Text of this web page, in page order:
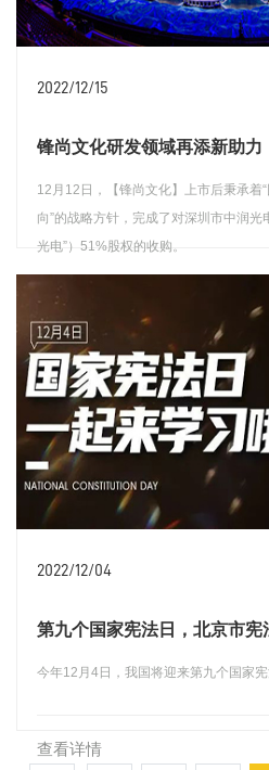
2022/12/15
12月12日，【锋尚文化】上市后秉承着
向”的战略方针，完成了对深圳市中润光
光电”）51%股权的收购。
查看详情
2022/12/04
第九个国家宪法日，北京市
今年12月4日，我国将迎来第九个国家宪
查看详情